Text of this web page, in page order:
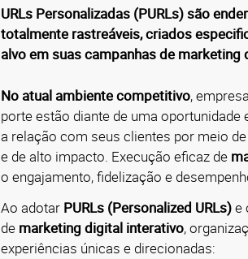
URLs Personalizadas (PURLs) são
totalmente rastreáveis, criados
alvo em suas campanhas de marketing
No atual ambiente competitivo,
porte estão diante de uma
a relação com seus clientes por meio
e de alto impacto. Execução eficaz de
o engajamento, fidelização e
Ao adotar PURLs (Personalized URLs)e
de marketing digital interativo,
experiências únicas e direcionadas: